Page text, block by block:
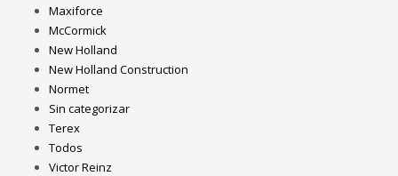
Maxiforce
McCormick
New Holland
New Holland Construction
Normet
Sin categorizar
Terex
Todos
Victor Reinz